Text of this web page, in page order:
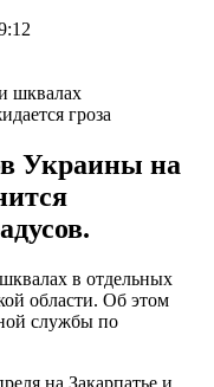
гроза
Украины на
в отдельных
области. Об этом
службы по
на Закарпатье и